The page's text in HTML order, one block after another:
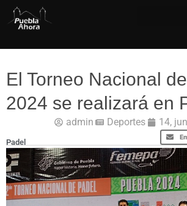
El Torneo Nacional
2024 se realizará en
admin Deportes 14,
Padel